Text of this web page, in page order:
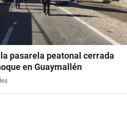
pasarela peatonal cerrada
en Guaymallén